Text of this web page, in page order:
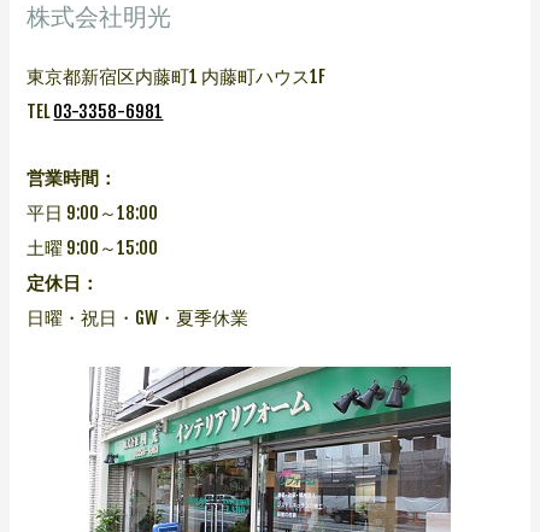
株式会社明光
東京都新宿区内藤町1 内藤町ハウス1F
TEL03-3358-6981
営業時間：
平日 9:00～18:00
土曜 9:00～15:00
定休日：
日曜・祝日・GW・夏季休業